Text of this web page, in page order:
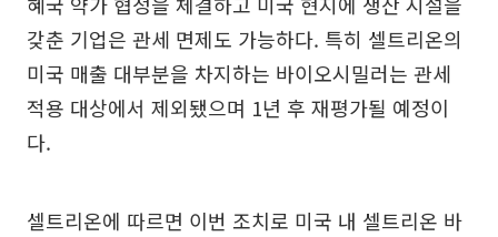
갖춘 기업은 관세 면제도 가능하다. 특히 셀트리온의
미국 매출 대부분을 차지하는 바이오시밀러는 관세
적용 대상에서 제외됐으며 1년 후 재평가될 예정이
다.
셀트리온에 따르면 이번 조치로 미국 내 셀트리온 바